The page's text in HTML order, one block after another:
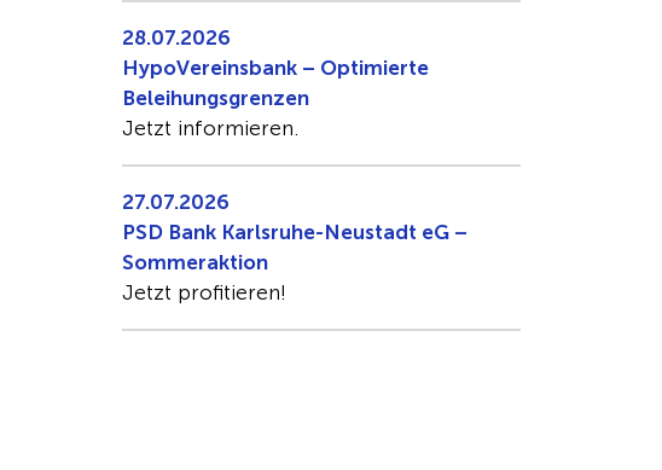
28.07.2026
HypoVereinsbank – Optimierte
Beleihungsgrenzen
Jetzt informieren.
27.07.2026
PSD Bank Karlsruhe-Neustadt eG –
Sommeraktion
Jetzt profitieren!